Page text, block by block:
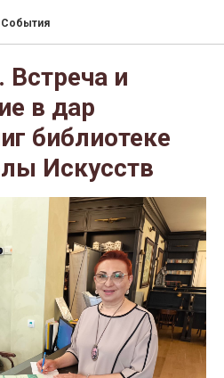
События
Встреча и
в дар
библиотеке
Искусств